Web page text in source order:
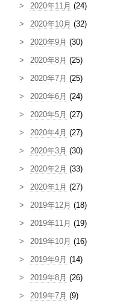
2020年11月 (24)
2020年10月 (32)
2020年9月 (30)
2020年8月 (25)
2020年7月 (25)
2020年6月 (24)
2020年5月 (27)
2020年4月 (27)
2020年3月 (30)
2020年2月 (33)
2020年1月 (27)
2019年12月 (18)
2019年11月 (19)
2019年10月 (16)
2019年9月 (14)
2019年8月 (26)
2019年7月 (9)